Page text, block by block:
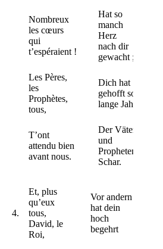
Nombreux
les cœurs
qui
t’espéraient !
Hat so
manch
Herz
nach dir
gewacht ;
Les Pères,
les
Prophètes,
tous,
Dich hat
gehofft so
lange Jahr
T’ont
attendu bien
avant nous.
Der Väter
und
Propheten
Schar.
4.
Et, plus
qu’eux
tous,
David, le
Roi,
Vor andern
hat dein
hoch
begehrt